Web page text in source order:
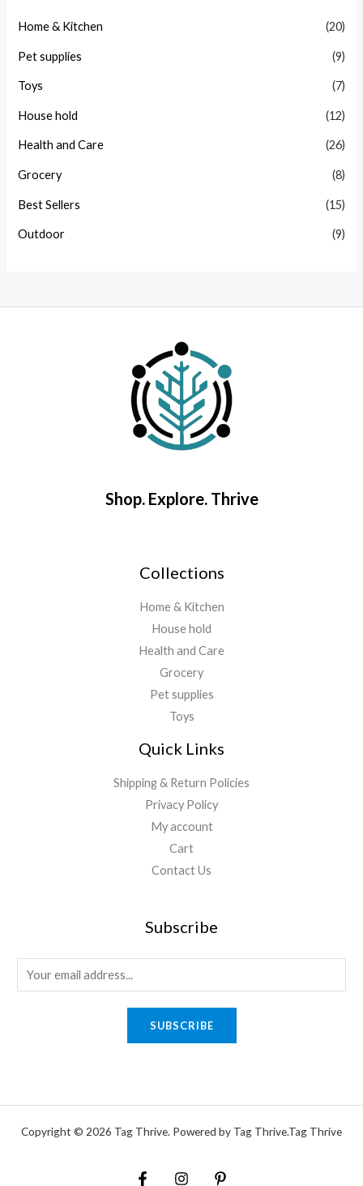
Home & Kitchen (20)
Pet supplies (9)
Toys (7)
House hold (12)
Health and Care (26)
Grocery (8)
Best Sellers (15)
Outdoor (9)
Shop. Explore. Thrive
Collections
Home & Kitchen
House hold
Health and Care
Grocery
Pet supplies
Toys
Quick Links
Shipping & Return Policies
Privacy Policy
My account
Cart
Contact Us
Subscribe
m
SUBSCRIBE
Copyright © 2026 Tag Thrive. Powered by Tag Thrive.Tag Thrive